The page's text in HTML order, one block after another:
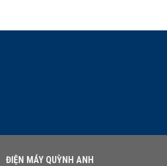
ĐIỆN MÁY QUỲNH ANH